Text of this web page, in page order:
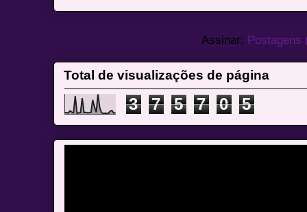
Assinar: Postagens
Total de visualizações de página
3 7 5 7 0 5